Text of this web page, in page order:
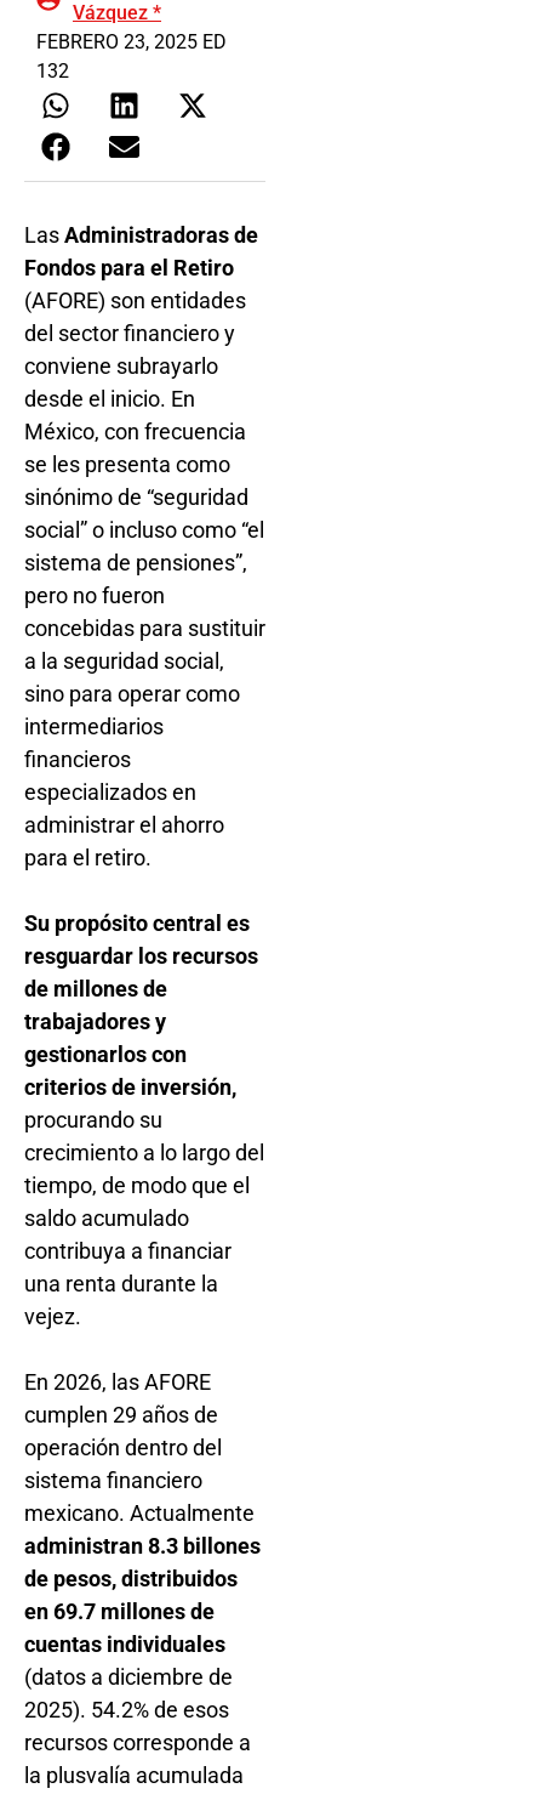
Vázquez *
FEBRERO 23, 2025 ED
132
LasAdministradoras de
Fondos para el Retiro
(AFORE) son entidades
del sector financiero y
conviene subrayarlo
desde el inicio. En
México, con frecuencia
se les presenta como
sinónimo de “seguridad
social” o incluso como “el
sistema de pensiones”,
pero no fueron
concebidas para sustituir
a la seguridad social,
sino para operar como
intermediarios
financieros
especializados en
administrar el ahorro
para el retiro.
Su propósito central es
resguardar los recursos
de millones de
trabajadores y
gestionarlos con
criterios de inversión,
procurando su
crecimiento a lo largo del
tiempo, de modo que el
saldo acumulado
contribuya a financiar
una renta durante la
vejez.
En 2026, las AFORE
cumplen 29 años de
operación dentro del
sistema financiero
mexicano. Actualmente
administran 8.3 billones
de pesos, distribuidos
en 69.7 millones de
cuentas individuales
(datos a diciembre de
2025). 54.2% de esos
recursos corresponde a
la plusvalía acumulada